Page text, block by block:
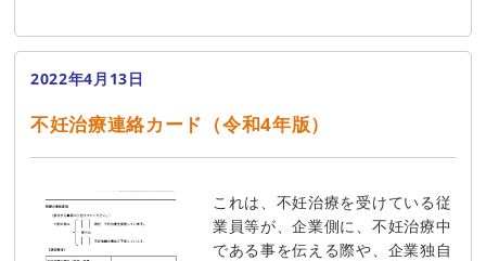
2022年4月13日
不妊治療連絡カード（令和4年版）
これは、不妊治療を受けている従
業員等が、企業側に、不妊治療中
である事を伝える際や、企業独自